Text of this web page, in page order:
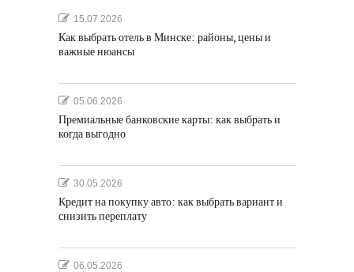
15.07.2026
Как выбрать отель в Минске: районы, цены и
важные нюансы
05.06.2026
Премиальные банковские карты: как выбрать и
когда выгодно
30.05.2026
Кредит на покупку авто: как выбрать вариант и
снизить переплату
06.05.2026